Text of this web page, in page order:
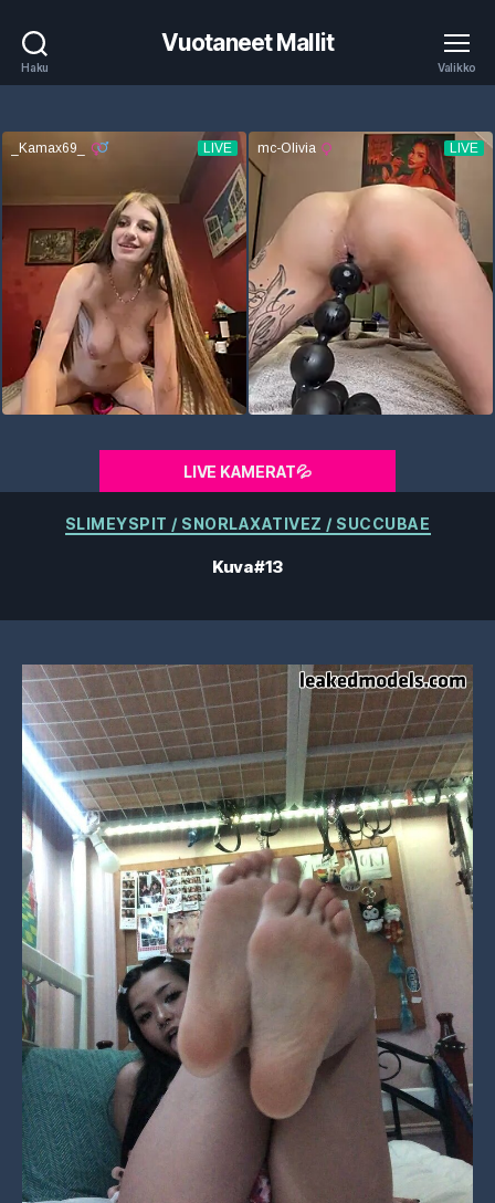
Haku
Vuotaneet Mallit
Valikko
LIVE KAMERAT💦
Kategoriat
SLIMEYSPIT / SNORLAXATIVEZ / SUCCUBAE
Kuva #13